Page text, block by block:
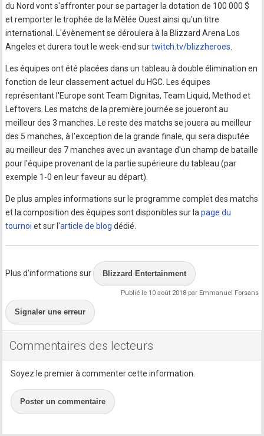
du Nord vont s'affronter pour se partager la dotation de 100 000 $
et remporter le trophée de la Mêlée Ouest ainsi qu'un titre
international. L'évènement se déroulera à la Blizzard Arena Los
Angeles et durera tout le week-end surtwitch.tv/blizzheroes
Les équipes ont été placées dans un tableau à double élimination en
fonction de leur classement actuel du HGC. Les équipes
représentant l'Europe sont Team Dignitas, Team Liquid, Method et
Leftovers. Les matchs de la première journée se joueront au
meilleur des 3 manches. Le reste des matchs se jouera au meilleur
des 5 manches, à l'exception de la grande finale, qui sera disputée
au meilleur des 7 manches avec un avantage d'un champ de bataille
pour l'équipe provenant de la partie supérieure du tableau (par
exemple 1-0 en leur faveur au départ).
De plus amples informations sur le programme complet des matchs
et la composition des équipes sont disponibles sur lapage du
tournoi et sur l'article de blog dédié.
Plus d'informations sur Blizzard Entertainment
Publié le 10 août 2018 par Emmanuel Forsans
Signaler une erreur
Commentaires des lecteurs
Soyez le premier à commenter cette information.
Poster un commentaire